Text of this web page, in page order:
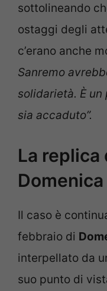
sottolineando
ostaggi degli
c’erano anche
Sanremo
solidarietà. È
sia accaduto”.
La replica
Domenica
Il caso è
febbraio di
interpellato da
suo punto di